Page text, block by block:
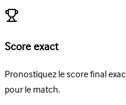
Score exact
Pronostiquez le score final
pour le match.